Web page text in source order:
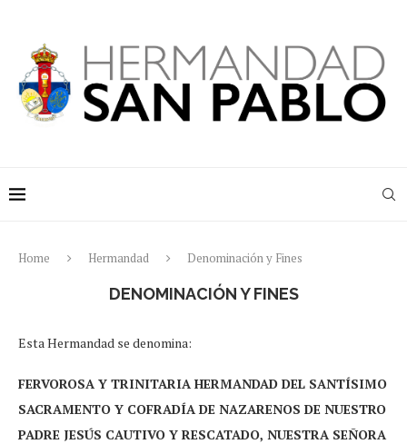
Home Hermandad Denominación y Fines
DENOMINACIÓN Y FINES
Esta Hermandad se denomina:
FERVOROSA Y TRINITARIA HERMANDAD DEL SANTÍSIMO
SACRAMENTO Y COFRADÍA DE NAZARENOS DE NUESTRO
PADRE JESÚS CAUTIVO Y RESCATADO, NUESTRA SEÑORA